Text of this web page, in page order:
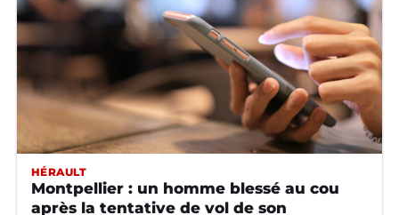
HÉRAULT
Montpellier : un homme blessé au cou
après la tentative de vol de son